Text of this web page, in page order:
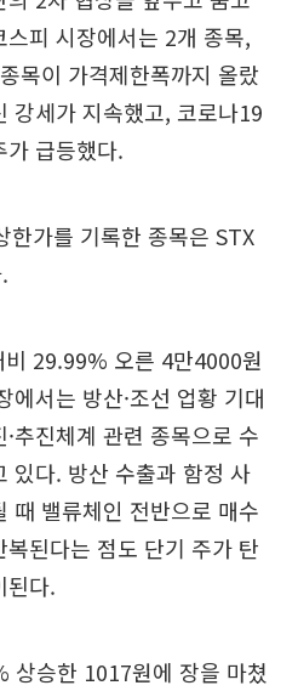
피 시장에서는 2개 종목,
목이 가격제한폭까지 올랐
강세가 지속했고, 코로나19
가 급등했다.
한가를 기록한 종목은 STX
29.99% 오른 4만4000원
에서는 방산·조선 업황 기대
추진체계 관련 종목으로 수
있다. 방산 수출과 함정 사
때 밸류체인 전반으로 매수
된다는 점도 단기 주가 탄
된다.
상승한 1017원에 장을 마쳤